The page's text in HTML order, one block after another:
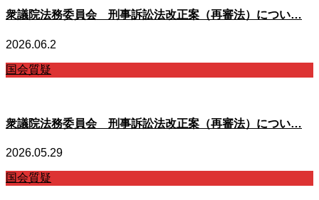
衆議院法務委員会 刑事訴訟法改正案（再審法）につい…
2026.06.2
国会質疑
衆議院法務委員会 刑事訴訟法改正案（再審法）につい…
2026.05.29
国会質疑